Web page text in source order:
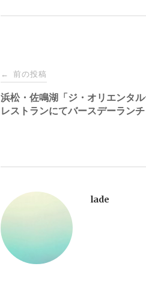
投
稿
ゲ
ー
シ
← 前の投稿
浜松・佐鳴湖「ジ・オリエンタ
レストランにてバースデーランチ
lade